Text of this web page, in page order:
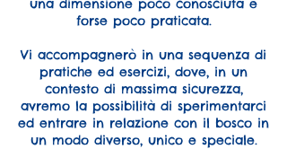
una dimensione poco conosciuta e
forse poco praticata.
Vi accompagnerò in una sequenza di
pratiche ed esercizi, dove, in un
contesto di massima sicurezza,
avremo la possibilità di sperimentarci
ed entrare in relazione con il bosco in
un modo diverso, unico e speciale.